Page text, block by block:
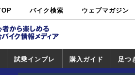
バイク検索
中古バイ
ク・新車検
カタログ検
索
ショップ検
索
ウェブマガジン
試乗インプレ 購入ガイド 足つ